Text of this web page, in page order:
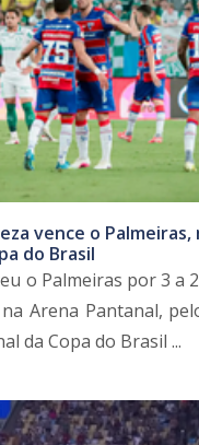
vence o Palmeiras,
do Brasil
o Palmeiras por 3 a
Arena Pantanal,
da Copa do Brasil ...